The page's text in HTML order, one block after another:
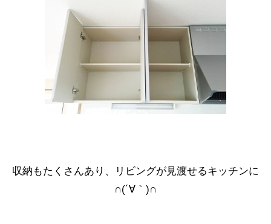
収納もたくさんあり、リビングが見渡せるキッチンに
∩(´∀｀)∩